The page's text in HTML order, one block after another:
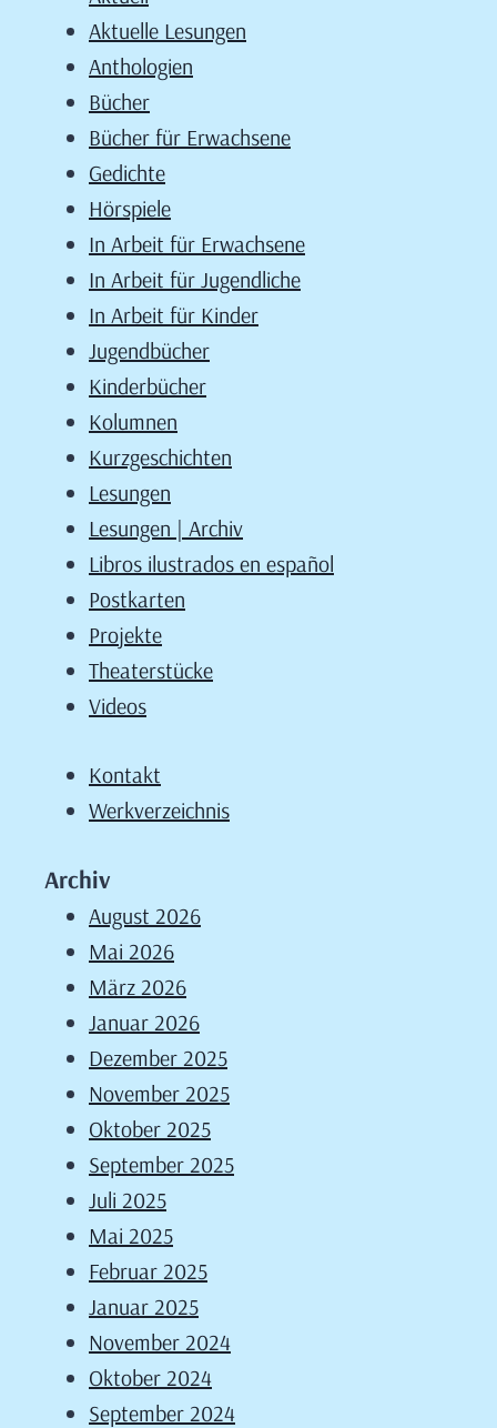
Aktuelle Lesungen
Anthologien
Bücher
Bücher für Erwachsene
Gedichte
Hörspiele
In Arbeit für Erwachsene
In Arbeit für Jugendliche
In Arbeit für Kinder
Jugendbücher
Kinderbücher
Kolumnen
Kurzgeschichten
Lesungen
Lesungen | Archiv
Libros ilustrados en español
Postkarten
Projekte
Theaterstücke
Videos
Kontakt
Werkverzeichnis
Archiv
August 2026
Mai 2026
März 2026
Januar 2026
Dezember 2025
November 2025
Oktober 2025
September 2025
Juli 2025
Mai 2025
Februar 2025
Januar 2025
November 2024
Oktober 2024
September 2024